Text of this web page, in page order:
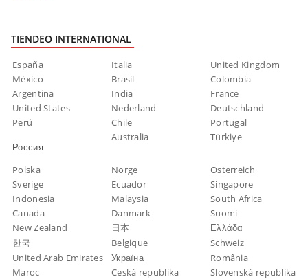
TIENDEO INTERNATIONAL
España Italia
United Kingdom
México
Brasil
Colombia
Argentina
India
France
United States
Nederland
Deutschland
Perú
Chile
Portugal
Россия
Australia Türkiye
Polska Norge
Österreich
Sverige
Ecuador
Singapore
Indonesia
Malaysia
South Africa
Canada
Danmark
Suomi
New Zealand
日本
Ελλάδα
한국
Belgique
Schweiz
United Arab Emirates
Україна
România
Maroc
Ceská republika
Slovenská republika